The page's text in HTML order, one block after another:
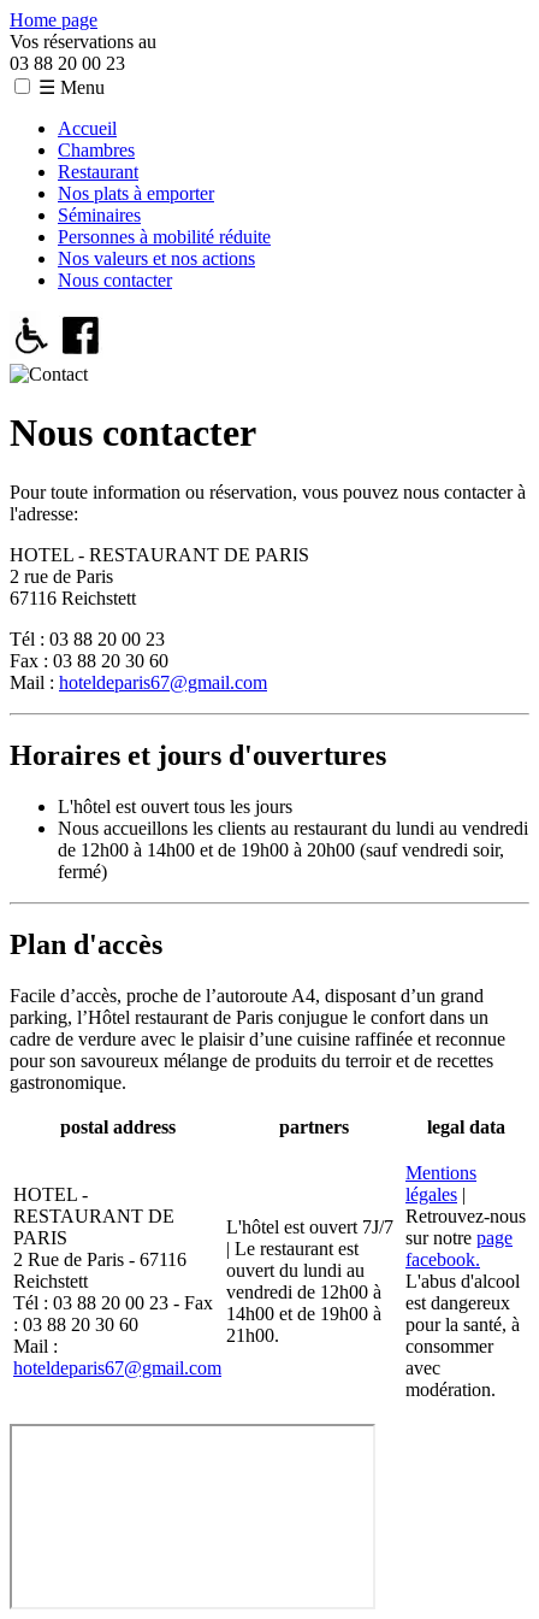
Home page
Vos réservations au
03 88 20 00 23
☰ Menu
Accueil
Chambres
Restaurant
Nos plats à emporter
Séminaires
Personnes à mobilité réduite
Nos valeurs et nos actions
Nous contacter
Nous contacter
Pour toute information ou réservation, vous pouvez nous contacter à
l'adresse:
HOTEL - RESTAURANT DE PARIS
2 rue de Paris
67116 Reichstett
Tél : 03 88 20 00 23
Fax : 03 88 20 30 60
Mail : hoteldeparis67@gmail.com
Horaires et jours d'ouvertures
L'hôtel est ouvert tous les jours
Nous accueillons les clients au restaurant du lundi au vendredi
de 12h00 à 14h00 et de 19h00 à 20h00 (sauf vendredi soir,
fermé)
Plan d'accès
Facile d’accès, proche de l’autoroute A4, disposant d’un grand
parking, l’Hôtel restaurant de Paris conjugue le confort dans un
cadre de verdure avec le plaisir d’une cuisine raffinée et reconnue
pour son savoureux mélange de produits du terroir et de recettes
gastronomique.
postal address partners legal data
HOTEL -
RESTAURANT DE
PARIS
2 Rue de Paris - 67116
Reichstett
Tél : 03 88 20 00 23 - Fax
: 03 88 20 30 60
Mail :
hoteldeparis67@gmail.com
L'hôtel est ouvert 7J/7
| Le restaurant est
ouvert du lundi au
vendredi de 12h00 à
14h00 et de 19h00 à
21h00.
Mentions
légales |
Retrouvez-nous
sur notre page
facebook.
L'abus d'alcool
est dangereux
pour la santé, à
consommer
avec
modération.